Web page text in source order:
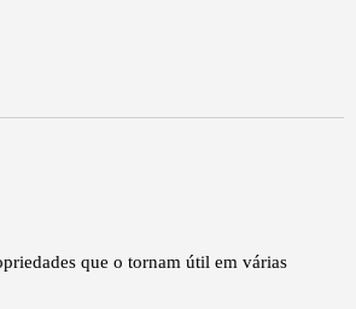
que o tornam útil em várias